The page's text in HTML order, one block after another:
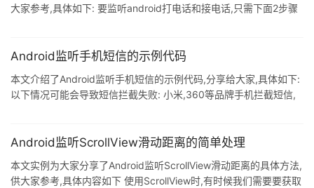
大家参考,具体如下: 要监听android打电话和接电话,只需下面2步骤
android.content.BroadcastReceiver; import
andr
Android监听手机短信的示例代码
本文介绍了Android监听手机短信的示例代码,分享给大家,具体如下:
以下情况可能会导致短信拦截失败: 小米,360等品牌手机拦截短信,
的应用,被截获. 前提--权限: <uses-permission
permission>
Android监听ScrollView滑动距离的简单处理
本文实例为大家分享了Android监听ScrollView滑动距离的具体方法,
供大家参考,具体内容如下 使用ScrollView时,有时候我们需要要获取